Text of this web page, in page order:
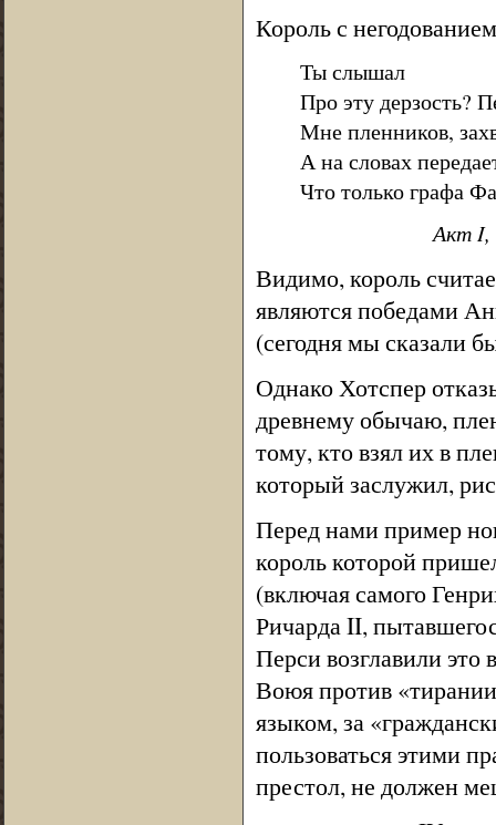
Король с
Ты слышал
Про эту дерзость?
Мне пленников,
А на словах
Что только графа
Акт I,
Видимо, король
являются победами
(сегодня мы сказали
Однако Хотспер
древнему обычаю,
тому, кто взял их в
который заслужил,
Перед нами пример
король которой
(включая самого
Ричарда II,
Перси возглавили это
Воюя против
языком, за
пользоваться этими
престол, не должен